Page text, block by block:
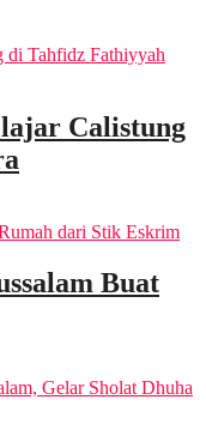
Calistung
Buat